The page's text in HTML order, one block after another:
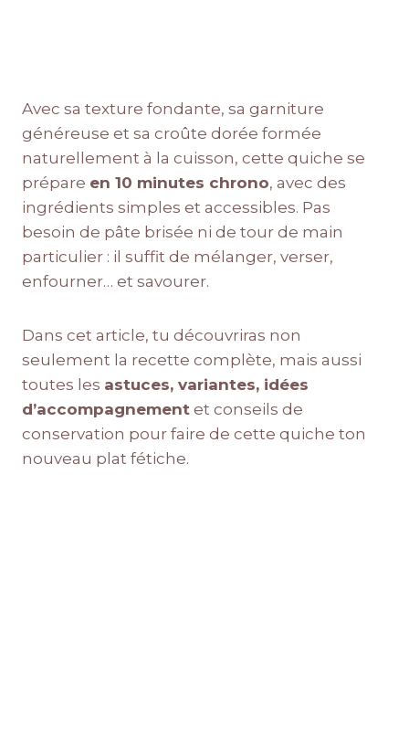
Avec sa texture fondante, sa garniture
généreuse et sa croûte dorée formée
naturellement à la cuisson, cette quiche se
prépare en 10 minutes chrono, avec des
ingrédients simples et accessibles. Pas
besoin de pâte brisée ni de tour de main
particulier : il suffit de mélanger, verser,
enfourner… et savourer.
Dans cet article, tu découvriras non
seulement la recette complète, mais aussi
toutes les astuces, variantes, idées
d’accompagnement et conseils de
conservation pour faire de cette quiche ton
nouveau plat fétiche.